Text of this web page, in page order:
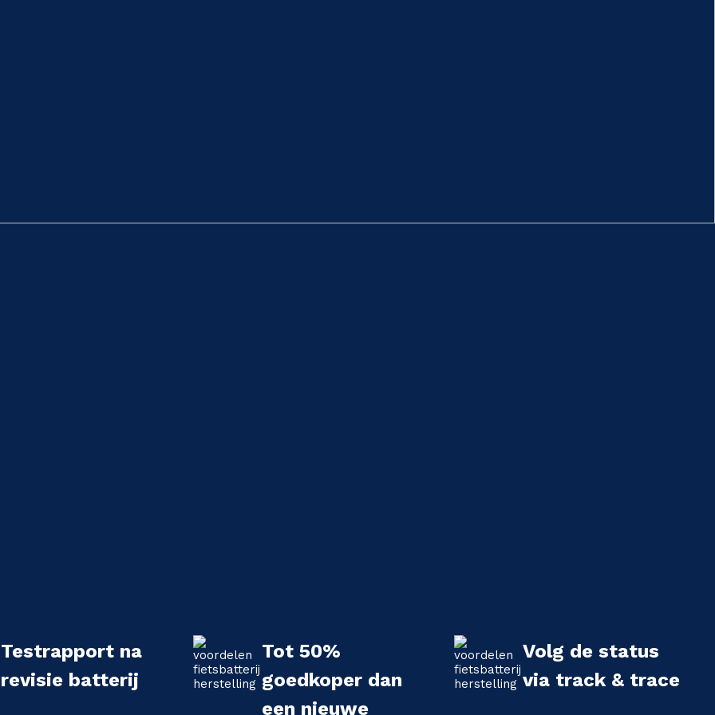
Testrapport na
revisie batterij
Tot 50%
goedkoper dan
een nieuwe
Volg de status
via track & trace